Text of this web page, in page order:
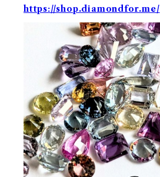
https://shop.diamondfor.me/